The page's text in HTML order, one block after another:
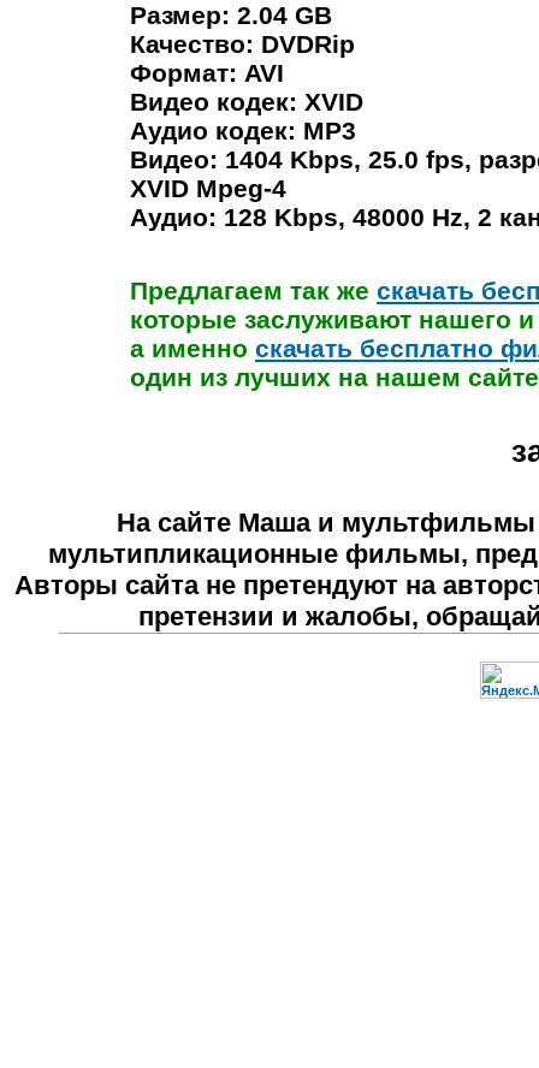
Размер: 2.04 GB
Качество: DVDRip
Формат: AVI
Видео кодек: XVID
Аудио кодек: MP3
Видео: 1404 Kbps, 25.0 fps,
XVID Mpeg-4
Аудио: 128 Kbps, 48000 Hz, 2
Предлагаем так же скачать
которые заслуживают нашего
а именно скачать бесплатно
один из лучших на нашем
На сайте Маша и мультфильмы
мультипликационные фильмы,
Авторы сайта не претендуют на
претензии и жалобы,